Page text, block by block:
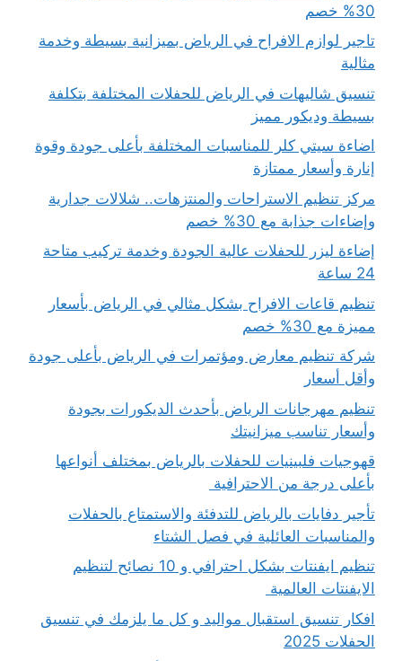
30% خصم
تاجير لوازم الافراح في الرياض بميزانية بسيطة وخدمة
مثالية
تنسيق شاليهات في الرياض للحفلات المختلفة بتكلفة
بسيطة وديكور مميز
اضاءة سيتي كلر للمناسبات المختلفة بأعلى جودة وقوة
إنارة وأسعار ممتازة
مركز تنظيم الاستراحات والمنتزهات.. شلالات جدارية
وإضاءات جذابة مع 30% خصم
إضاءة ليزر للحفلات عالية الجودة وخدمة تركيب متاحة
24 ساعة
تنظيم قاعات الافراح بشكل مثالي في الرياض بأسعار
مميزة مع 30% خصم
شركة تنظيم معارض ومؤتمرات في الرياض بأعلى جودة
وأقل أسعار
تنظيم مهرجانات الرياض بأحدث الديكورات بجودة
وأسعار تناسب ميزانيتك
قهوجيات فلبينيات للحفلات بالرياض بمختلف أنواعها
بأعلى درجة من الاحترافية
تأجير دفايات بالرياض للتدفئة والاستمتاع بالحفلات
والمناسبات العائلية في فصل الشتاء
تنظيم ايفنتات بشكل احترافي و 10 نصائح لتنظيم
الايفنتات العالمية
افكار تنسيق استقبال مواليد و كل ما يلزمك في تنسيق
الحفلات 2025